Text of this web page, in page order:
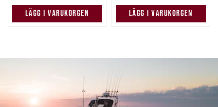
LÄGG I VARUKORGEN LÄGG I VARUKORGEN